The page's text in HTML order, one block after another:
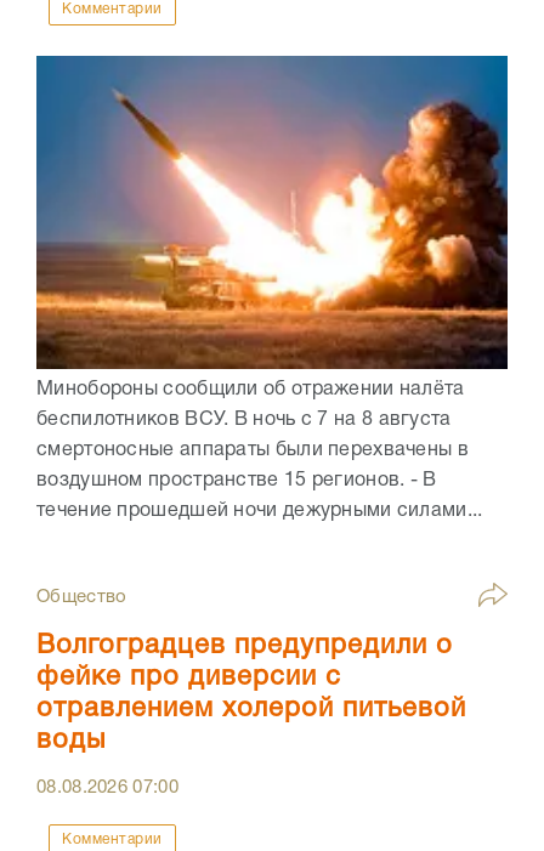
Комментарии
Минобороны сообщили об отражении налёта
беспилотников ВСУ. В ночь с 7 на 8 августа
смертоносные аппараты были перехвачены в
воздушном пространстве 15 регионов. - В
течение прошедшей ночи дежурными силами...
Общество
Волгоградцев предупредили о
фейке про диверсии с
отравлением холерой питьевой
воды
08.08.202607:00
Комментарии